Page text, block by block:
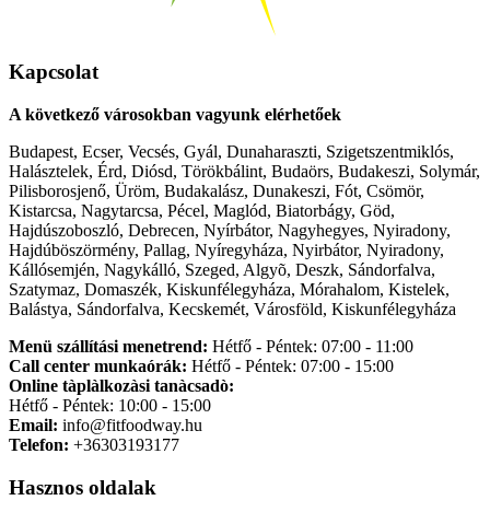
Kapcsolat
A következő városokban vagyunk elérhetőek
Budapest, Ecser, Vecsés, Gyál, Dunaharaszti, Szigetszentmiklós,
Halásztelek, Érd, Diósd, Törökbálint, Budaörs, Budakeszi, Solymár,
Pilisborosjenő, Üröm, Budakalász, Dunakeszi, Fót, Csömör,
Kistarcsa, Nagytarcsa, Pécel, Maglód, Biatorbágy, Göd,
Hajdúszoboszló, Debrecen, Nyírbátor, Nagyhegyes, Nyiradony,
Hajdúböszörmény, Pallag, Nyíregyháza, Nyirbátor, Nyiradony,
Kállósemjén, Nagykálló, Szeged, Algyõ, Deszk, Sándorfalva,
Szatymaz, Domaszék, Kiskunfélegyháza, Mórahalom, Kistelek,
Balástya, Sándorfalva, Kecskemét, Városföld, Kiskunfélegyháza
Menü szállítási menetrend: Hétfő - Péntek: 07:00 - 11:00
Call center munkaórák: Hétfő - Péntek: 07:00 - 15:00
Online tàplàlkozàsi tanàcsadò:
Hétfő - Péntek: 10:00 - 15:00
Email: info@fitfoodway.hu
Telefon: +36303193177
Hasznos oldalak